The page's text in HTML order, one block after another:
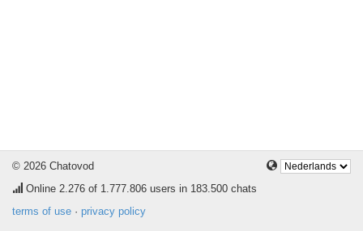
© 2026 Chatovod
Online 2.276 of 1.777.806 users in 183.500 chats
terms of use · privacy policy